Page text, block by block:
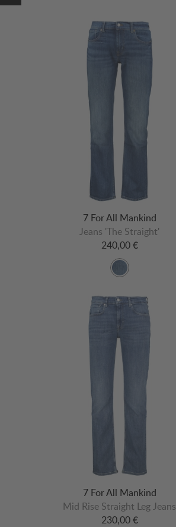
7 For All Mankind
Jeans 'The Straight'
240,00 €
7 For All Mankind
Mid Rise Straight Leg Jeans
230,00 €